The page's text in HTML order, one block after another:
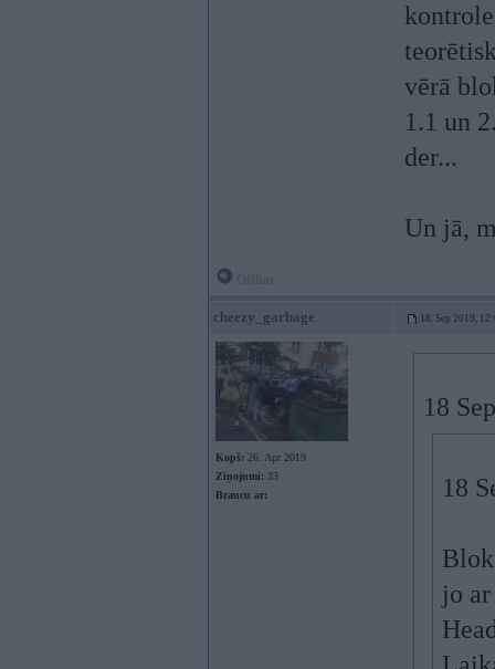
vērā
1.1 un
der...
Un jā,
cheezy_garbage 18. Sep 2019,
Kopš: 26. Apr 2019
Ziņojumi: 33
Braucu ar:
18
18
jo